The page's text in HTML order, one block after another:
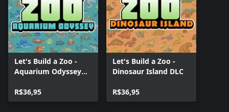
Let's Build a Zoo -
Aquarium Odyssey
R$36,95
Let's Build a Zoo -
Dinosaur Island DLC
R$36,95